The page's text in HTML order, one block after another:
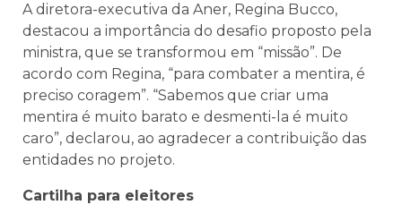
A diretora-executiva da Aner, Regina Bucco,
destacou a importância do desafio proposto pela
ministra, que se transformou em “missão”. De
acordo com Regina, “para combater a mentira, é
preciso coragem”. “Sabemos que criar uma
mentira é muito barato e desmenti-la é muito
caro”, declarou, ao agradecer a contribuição das
entidades no projeto.
Cartilha para eleitores